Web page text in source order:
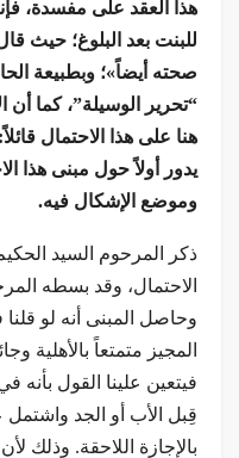
هذا العقد على مفسدة،
للبنت بعد البلوغ؛
صحته أيضاً»؛ وبطبيعة
“تحرير الوسيلة”، كما
هنا على هذا الاحتمال
يدور أولاً حول مبنى هذا
وموضع الإشكال فيه.
ذكر المرحوم السيد
الاحتمال، وقد بسطه
وحاصل المبنى أنه لو
المجيز متمتعاً بالأهلية
فيتعين علينا القول بأنه
قِبل الأب أو الجد
بالإجازة اللاحقة. وذلك